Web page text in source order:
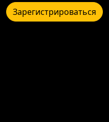
Зарегистрироваться